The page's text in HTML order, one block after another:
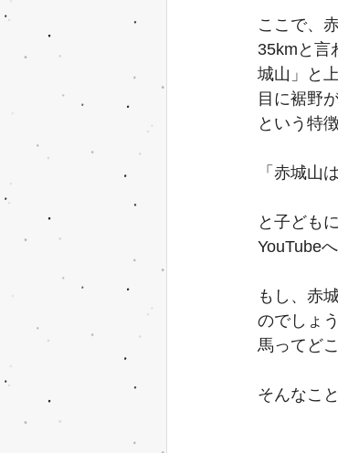
ここで、
35kmと言
城山」と
目に裾野
という特
「赤城山
と子ども
YouTube
もし、赤
のでしょ
馬ってど
そんなこ